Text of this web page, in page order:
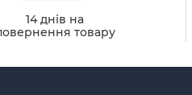
14 днів на
товару